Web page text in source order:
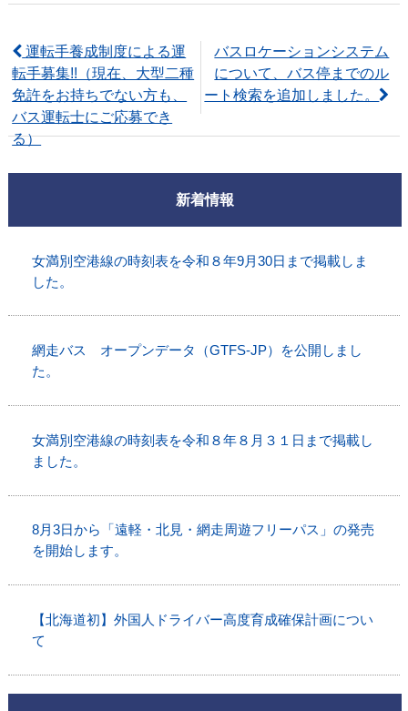
稿
ナ
ビ
ゲ
運転手養成制度による運
転手募集!!（現在、大型二種
免許をお持ちでない方も、
バス運転士にご応募でき
る）
バスロケーションシステム
について、バス停までのル
ート検索を追加しました。
新着情報
女満別空港線の時刻表を令和８年9月30日まで掲載しま
した。
網走バス オープンデータ（GTFS-JP）を公開しまし
た。
女満別空港線の時刻表を令和８年８月３１日まで掲載し
ました。
8月3日から「遠軽・北見・網走周遊フリーパス」の発売
を開始します。
【北海道初】外国人ドライバー高度育成確保計画につい
て